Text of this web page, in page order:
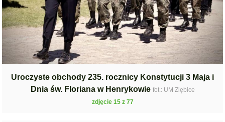
Uroczyste obchody 235. rocznicy Konstytucji 3 Maja i
Dnia św. Floriana w Henrykowie fot.: UM Ziębice
zdjęcie 15 z 77